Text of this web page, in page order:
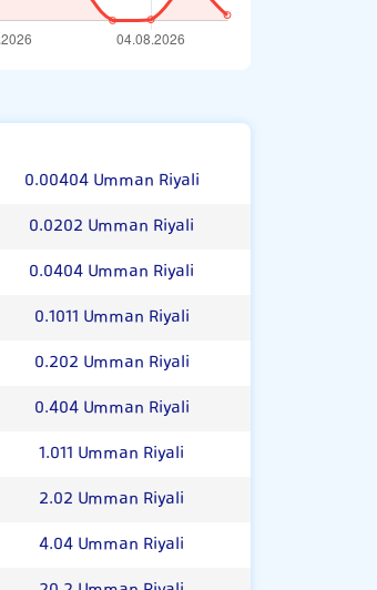
0.00404 Umman Riyali
0.0202 Umman Riyali
0.0404 Umman Riyali
0.1011 Umman Riyali
0.202 Umman Riyali
0.404 Umman Riyali
1.011 Umman Riyali
2.02 Umman Riyali
4.04 Umman Riyali